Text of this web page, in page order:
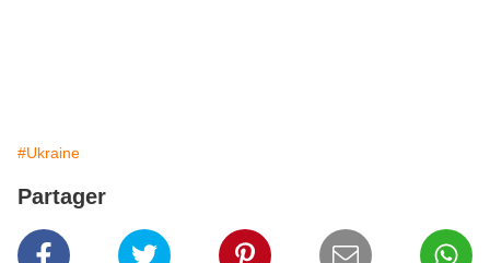
#Ukraine
Partager